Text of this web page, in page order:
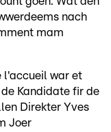
nach
mam
l'accueil war et
Kandidate fir de
Direkter Yves
Joer